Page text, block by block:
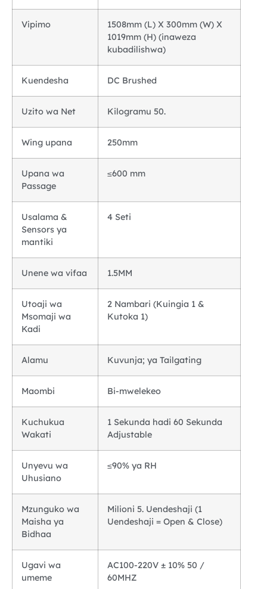
Vipimo
1508mm (L) X 300mm (W) X
1019mm (H) (inaweza
kubadilishwa)
Kuendesha DC Brushed
Uzito wa Net Kilogramu 50.
Wing upana 250mm
Upana wa
Passage
≤600 mm
Usalama &
Sensors ya
mantiki
4 Seti
Unene wa vifaa 1.5MM
Utoaji wa
Msomaji wa
Kadi
2 Nambari (Kuingia 1 &
Kutoka 1)
Alamu Kuvunja; ya Tailgating
Maombi Bi-mwelekeo
Kuchukua
Wakati
1 Sekunda hadi 60 Sekunda
Adjustable
Unyevu wa
Uhusiano
≤90% ya RH
Mzunguko wa
Maisha ya
Bidhaa
Milioni 5. Uendeshaji (1
Uendeshaji = Open & Close)
Ugavi wa
umeme
AC100-220V ± 10% 50 /
60MHZ